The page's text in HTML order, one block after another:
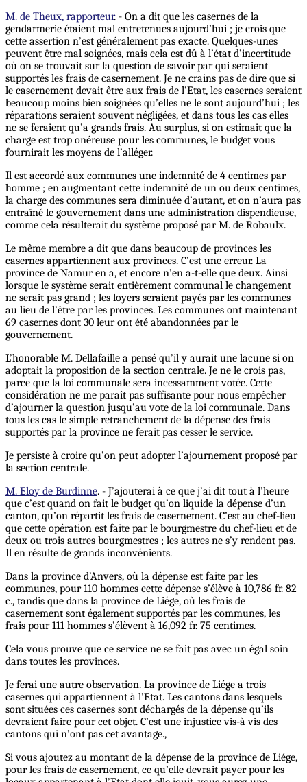
M. de Theux, rapporteur. - On a dit que les casernes de la
gendarmerie étaient mal entretenues aujourd’hui ; je crois que
cette assertion n’est généralement pas exacte. Quelques-unes
peuvent être mal soignées, mais cela est dû à l’état d’incertitude
où on se trouvait sur la question de savoir par qui seraient
supportés les frais de casernement. Je ne crains pas de dire que si
le casernement devait être aux frais de l’Etat, les casernes seraient
beaucoup moins bien soignées qu’elles ne le sont aujourd’hui ; les
réparations seraient souvent négligées, et dans tous les cas elles
ne se feraient qu’a grands frais. Au surplus, si on estimait que la
charge est trop onéreuse pour les communes, le budget vous
fournirait les moyens de l’alléger.
Il est accordé aux communes une indemnité de 4 centimes par
homme ; en augmentant cette indemnité de un ou deux centimes,
la charge des communes sera diminuée d’autant, et on n’aura pas
entraîné le gouvernement dans une administration dispendieuse,
comme cela résulterait du système proposé par M. de Robaulx.
Le même membre a dit que dans beaucoup de provinces les
casernes appartiennent aux provinces. C’est une erreur. La
province de Namur en a, et encore n’en a-t-elle que deux. Ainsi
lorsque le système serait entièrement communal le changement
ne serait pas grand ; les loyers seraient payés par les communes
au lieu de l’être par les provinces. Les communes ont maintenant
69 casernes dont 30 leur ont été abandonnées par le
gouvernement.
L’honorable M. Dellafaille a pensé qu’il y aurait une lacune si on
adoptait la proposition de la section centrale. Je ne le crois pas,
parce que la loi communale sera incessamment votée. Cette
considération ne me paraît pas suffisante pour nous empêcher
d’ajourner la question jusqu’au vote de la loi communale. Dans
tous les cas le simple retranchement de la dépense des frais
supportés par la province ne ferait pas cesser le service.
Je persiste à croire qu’on peut adopter l’ajournement proposé par
la section centrale.
M. Eloy de Burdinne. - J’ajouterai à ce que j’ai dit tout à l’heure
que c’est quand on fait le budget qu’on liquide la dépense d’un
canton, qu’on répartit les frais de casernement. C’est au chef-lieu
que cette opération est faite par le bourgmestre du chef-lieu et de
deux ou trois autres bourgmestres ; les autres ne s’y rendent pas.
Il en résulte de grands inconvénients.
Dans la province d’Anvers, où la dépense est faite par les
communes, pour 110 hommes cette dépense s’élève à 10,786 fr. 82
c., tandis que dans la province de Liége, où les frais de
casernement sont également supportés par les communes, les
frais pour 111 hommes s’élèvent à 16,092 fr. 75 centimes.
Cela vous prouve que ce service ne se fait pas avec un égal soin
dans toutes les provinces.
Je ferai une autre observation. La province de Liége a trois
casernes qui appartiennent à l’Etat. Les cantons dans lesquels
sont situées ces casernes sont déchargés de la dépense qu’ils
devraient faire pour cet objet. C’est une injustice vis-à vis des
cantons qui n’ont pas cet avantage.,
Si vous ajoutez au montant de la dépense de la province de Liége,
pour les frais de casernement, ce qu’elle devrait payer pour les